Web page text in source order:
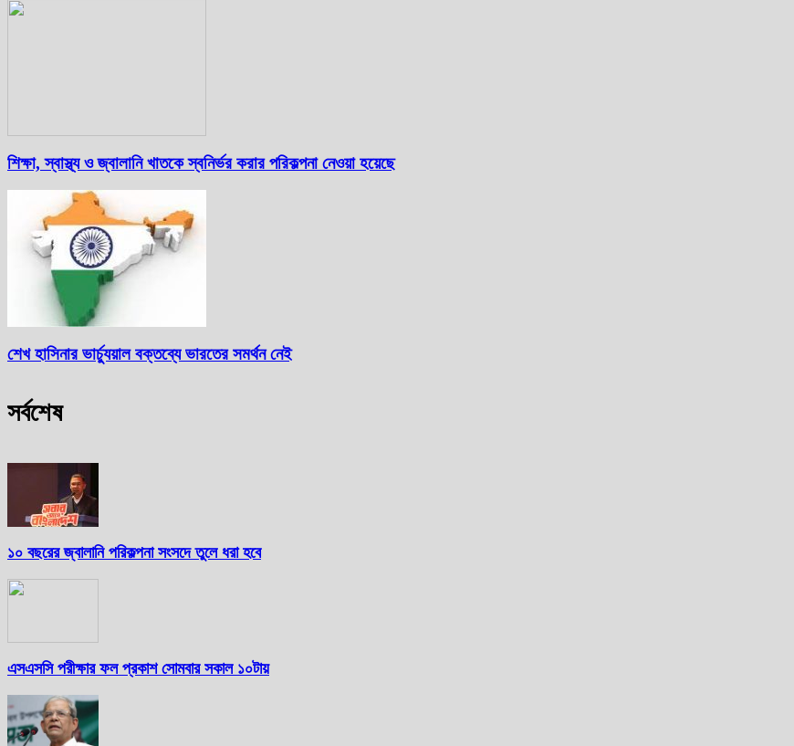
শিক্ষা, স্বাস্থ্য ও জ্বালানি খাতকে স্বনির্ভর করার পরিকল্পনা নেওয়া হয়েছে
শেখ হাসিনার ভার্চ্যুয়াল বক্তব্যে ভারতের সমর্থন নেই
সর্বশেষ
১০ বছরের জ্বালানি পরিকল্পনা সংসদে তুলে ধরা হবে
এসএসসি পরীক্ষার ফল প্রকাশ সোমবার সকাল ১০টায়